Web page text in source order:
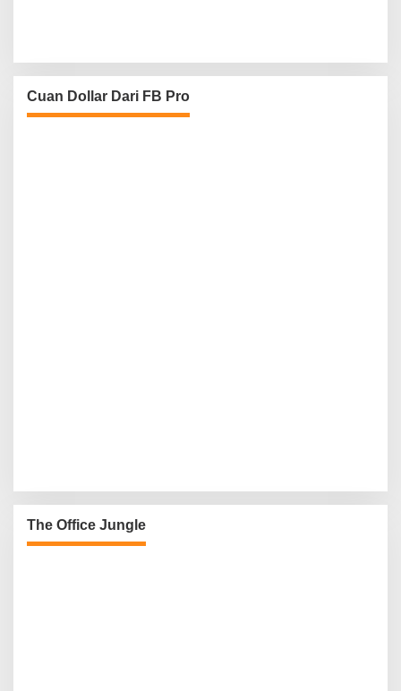
Cuan Dollar Dari FB Pro
The Office Jungle